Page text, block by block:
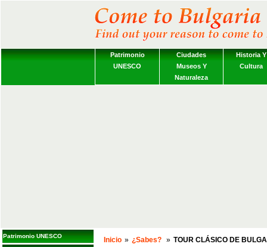
Patrimonio
UNESCO
Ciudades
Museos Y
Naturaleza
Historia Y
Cultura
Patrimonio UNESCO Inicio » ¿Sabes? » TOUR CLÁSICO DE